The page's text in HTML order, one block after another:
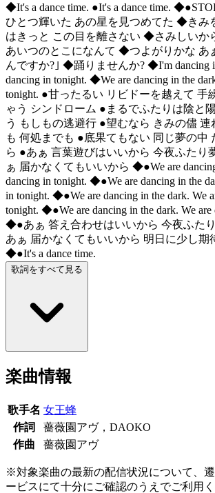
◆It's a dance time. ●It's a dance time.
ひとつ輝いた あの星を見つめてた ◆きみ
はきっと この目を離さない ◆さみしいか
あいつのとこになんて ◆つよがりかな あ
んですか?｣ ◆踊りませんか? ◆I'm dancing
dancing in tonight. ◆We are dancing in the
tonight. ●甘ったるい リビドーを越えて 手
ゃう シンドローム ●まるでふたりは陰と
う もしもの逃避行 ●望むなら きみの儘
も 何処までも ●底果てもない 同じ夢の中
ら ●あぁ 言葉遊びはいいから 今夜ふたり
ぁ 届かなくてもいいから ◆●We are
dancing in tonight. ◆●We are dancing in the
in tonight. ◆●We are dancing in the dark. We
tonight. ◆●We are dancing in the dark. We are
◆●あぁ 答え合わせはいいから 今夜ふた
あぁ 届かなくてもいいから 明日に少し期
◆●It's a dance time.
歌詞をすべて見る
楽曲情報
歌手名 女王蜂
作詞
薔薇園アヴ，DAOKO
作曲
薔薇園アヴ
※対象楽曲の最新の配信状況について、
ービスにて十分にご確認のうえでご利用く